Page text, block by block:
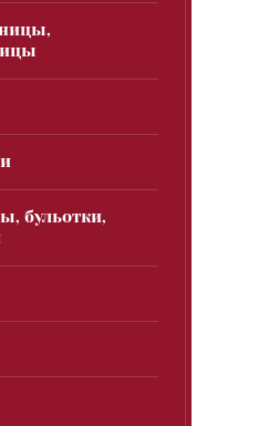
бульотки,